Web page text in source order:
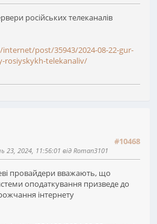
російських телеканалів
post/35943/2024-08-22-gur-
rosiyskykh-telekanaliv/
#10468
23, 2024, 11:56:01 від Roman3101
провайдери вважають, що
оподаткування призведе до
інтернету